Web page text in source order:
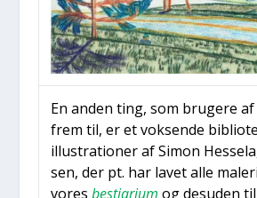
En anden ting, som bru­ge­re
frem til, er et vok­sen­de
illu­stra­tio­ner af Simon
sen, der pt. har lavet alle
voresbesti­a­ri­um og des­u­den